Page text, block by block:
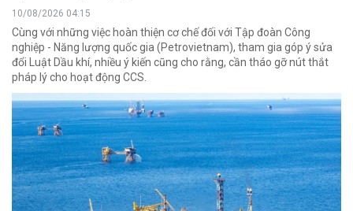
10/08/2026 04:15
Cùng với những việc hoàn thiện cơ chế đối với Tập đoàn Công
nghiệp - Năng lượng quốc gia (Petrovietnam), tham gia góp ý sửa
đổi Luật Dầu khí, nhiều ý kiến cũng cho rằng, cần tháo gỡ nút thắt
pháp lý cho hoạt động CCS.